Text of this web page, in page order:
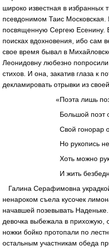
широко известная в избранных
псевдонимом Таис
посвященную Сергею Есенину.
поисках вдохновения, ибо сам
свое время бывал в
Леонидовну любезно попросили
стихов. И она, закатив глаза к
декламировать отрывки из
«Поэта лишь поэт
Большой поэт один
Свой гонорар он
Но рукопись не
Хоть можно
И жить безбедно, не
Галина Серафимовна
ненароком съела кусочек
начавшей позевывать Наденьке.
девочка выбежала в прихожую,
ножки бойко протопали по
остальным участникам обеда